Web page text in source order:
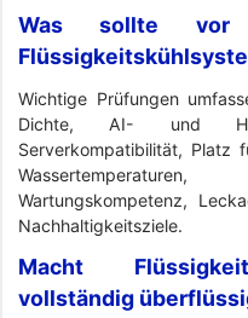
Was sollte vor
Wichtige Prüfungen
Dichte, AI- und HPC-
Serverkompatibilität, Platz
Wartungskompetenz,
Nachhaltigkeitsziele.
Macht
vollständig